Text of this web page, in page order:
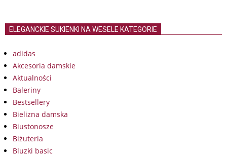
ELEGANCKIE SUKIENKI NA WESELE KATEGORIE
adidas
Akcesoria damskie
Aktualności
Baleriny
Bestsellery
Bielizna damska
Biustonosze
Biżuteria
Bluzki basic